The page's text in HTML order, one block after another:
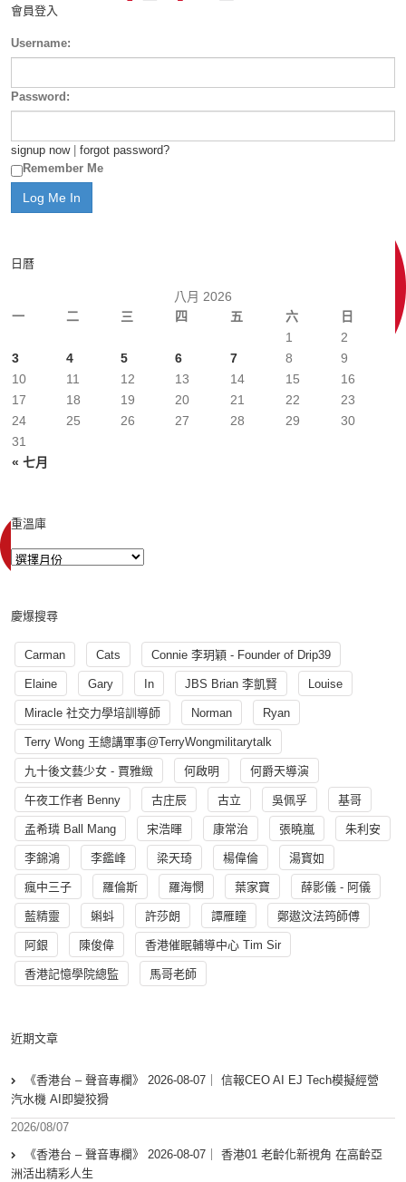
會員登入
Username:
Password:
signup now| forgot password?
Remember Me
日曆
八月 2026
一
二 三 四 五 六 日
« 七月
1
2
3
4 5 6 7 8
9
10
11 12 13 14 15
16
17
18 19 20 21 22
23
24
25 26 27 28 29
30
31
重溫庫
慶爆搜尋
Carman Cats Connie 李玥穎 - Founder of Drip39
Elaine Gary In JBS Brian 李凱賢 Louise
Miracle 社交力學培訓導師 Norman Ryan
Terry Wong 王總講軍事@TerryWongmilitarytalk
九十後文藝少女 - 賈雅緻 何啟明 何爵天導演
午夜工作者 Benny 古庄辰 古立 吳佩孚 基哥
孟希璘 Ball Mang 宋浩暉 康常治 張曉嵐 朱利安
李錦鴻 李鑑峰 梁天琦 楊偉倫 湯寳如
瘋中三子 羅倫斯 羅海憫 葉家寶 薛影儀 - 阿儀
藍精靈 蝌蚪 許莎朗 譚雁瞳 鄭遨汶法筠師傅
阿銀 陳俊偉 香港催眠輔導中心 Tim Sir
香港記憶學院總監 馬哥老師
近期文章
《香港台 – 聲音專欄》 2026-08-07｜ 信報CEO AI EJ Tech模擬經營
汽水機 AI即變狡猾
2026/08/07
《香港台 – 聲音專欄》 2026-08-07｜ 香港01 老齡化新視角 在高齡亞
洲活出精彩人生